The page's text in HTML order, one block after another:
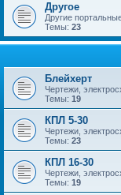
Другое
Другие
Темы: 23
Блейхерт
Чертежи,
Темы: 19
КПЛ 5-30
Чертежи,
Темы: 23
КПЛ 16-30
Чертежи,
Темы: 19